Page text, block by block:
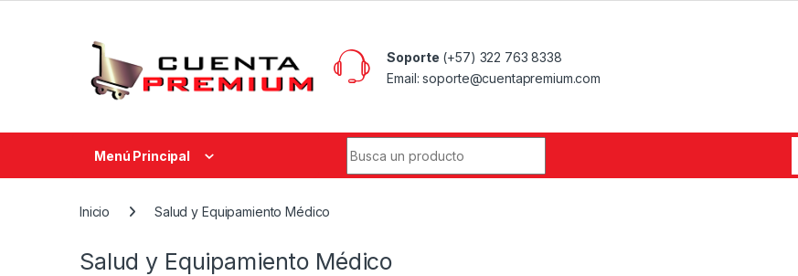
Soporte (+57) 322 763 8338
Email: soporte@cuentapremium.com
Menú Principal
Inicio Salud y Equipamiento Médico
Salud y Equipamiento Médico